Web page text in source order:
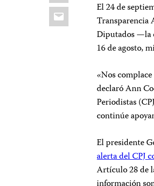
Email
El 24 de
Transparencia
Diputados —la
16 de agosto,
«Nos
declaró Ann
Periodistas
continúe
El presidente
alerta del CPJ
Artículo 28 de